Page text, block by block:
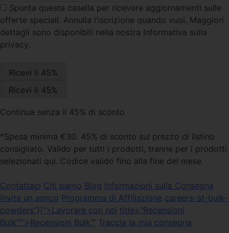
Spunta questa casella per ricevere aggiornamenti sulle
offerte speciali. Annulla l’iscrizione quando vuoi. Maggiori
dettagli sono disponibili nella nostra Informativa sulla
privacy.
Continua senza il 45% di sconto
*Spesa minima €30. 45% di sconto sul prezzo di listino
consigliato. Valido per tutti i prodotti, tranne per i prodotti
selezionati qui. Codice valido fino alla fine del mese.
Contattaci Chi siamo Blog Informazioni sulla Consegna
Invita un amico Programma di Affiliazione careers-at-bulk-
powders"}}">Lavorare con noi title="Recensioni
Bulk™">Recensioni Bulk™ Traccia la mia consegna